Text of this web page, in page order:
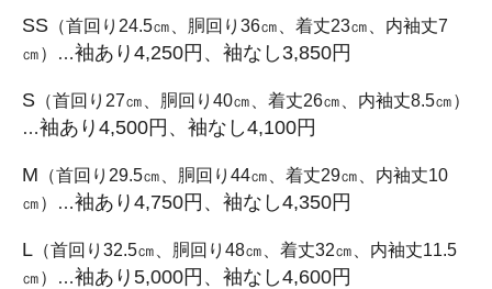
SS （首回り24.5㎝、胴回り36㎝、着丈23㎝、内袖丈7
㎝）…袖あり4,250円、袖なし3,850円
S （首回り27㎝、胴回り40㎝、着丈26㎝、内袖丈8.5㎝）
…袖あり4,500円、袖なし4,100円
M （首回り29.5㎝、胴回り44㎝、着丈29㎝、内袖丈10
㎝）…袖あり4,750円、袖なし4,350円
L （首回り32.5㎝、胴回り48㎝、着丈32㎝、内袖丈11.5
㎝）…袖あり5,000円、袖なし4,600円